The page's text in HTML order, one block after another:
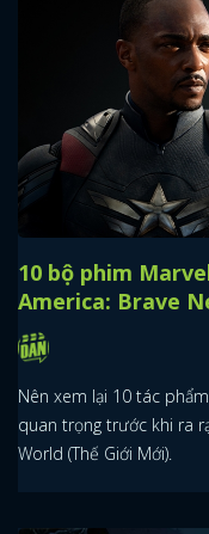
10 bộ phim
America: Brave
Nên xem lại 10 tác
quan trọng trước khi ra
World (Thế Giới Mới).